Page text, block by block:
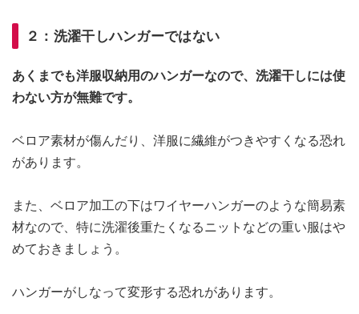
２：洗濯干しハンガーではない
あくまでも洋服収納用のハンガーなので、洗濯干しには使
わない方が無難です。
ベロア素材が傷んだり、洋服に繊維がつきやすくなる恐れ
があります。
また、ベロア加工の下はワイヤーハンガーのような簡易素
材なので、特に洗濯後重たくなるニットなどの重い服はや
めておきましょう。
ハンガーがしなって変形する恐れがあります。